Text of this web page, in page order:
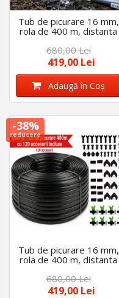
Tub de picurare 16 mm,
rola de 400 m, distanta
L/h cu 120 accesorii
680,00 Lei
419,00 Lei
Adaugă în Coş
-38%
reducere
Tub de picurare 16 mm,
rola de 400 m, distanta
L/h cu 120 accesorii
680,00 Lei
419,00 Lei